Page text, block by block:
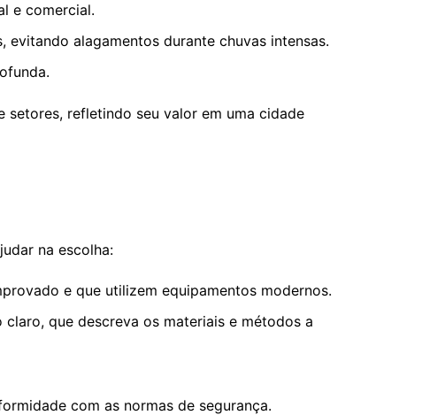
e comercial.
evitando alagamentos durante chuvas intensas.
setores, refletindo seu valor em uma cidade
na escolha:
e que utilizem equipamentos modernos.
que descreva os materiais e métodos a
com as normas de segurança.